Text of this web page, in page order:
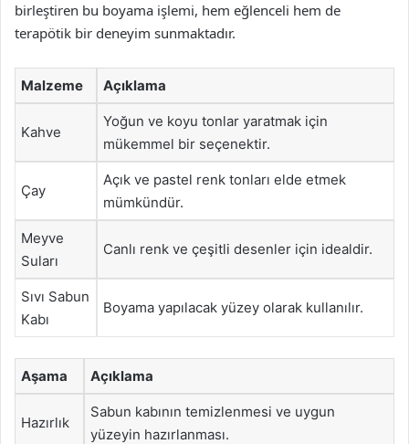
birleştiren bu boyama işlemi, hem eğlenceli hem de
terapötik bir deneyim sunmaktadır.
Malzeme Açıklama
Kahve
Yoğun ve koyu tonlar yaratmak için
mükemmel bir seçenektir.
Çay
Açık ve pastel renk tonları elde etmek
mümkündür.
Meyve
Suları
Canlı renk ve çeşitli desenler için idealdir.
Sıvı Sabun
Kabı
Boyama yapılacak yüzey olarak kullanılır.
Aşama Açıklama
Hazırlık
Sabun kabının temizlenmesi ve uygun
yüzeyin hazırlanması.